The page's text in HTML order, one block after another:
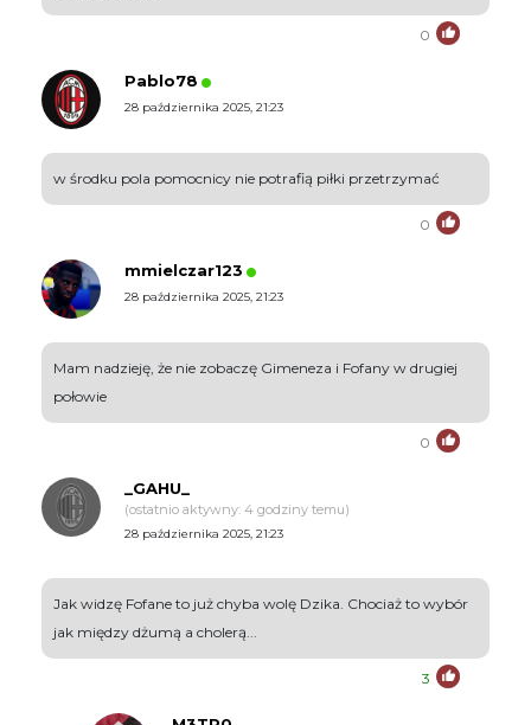
0
Pablo78
28 października 2025, 21:23
w środku pola pomocnicy nie potrafią piłki przetrzymać
0
mmielczar123
28 października 2025, 21:23
Mam nadzieję, że nie zobaczę Gimeneza i Fofany w drugiej
połowie
0
_GAHU_
(ostatnio aktywny: 4 godziny temu)
28 października 2025, 21:23
Jak widzę Fofane to już chyba wolę Dzika. Chociaż to wybór
jak między dżumą a cholerą...
3